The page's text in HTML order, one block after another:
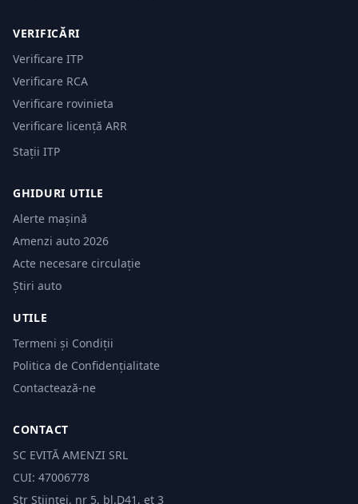
VERIFICĂRI
Verificare ITP
Verificare RCA
Verificare rovinieta
Verificare licență ARR
Stații ITP
GHIDURI UTILE
Alerte mașină
Amenzi auto 2026
Acte necesare circulație
Știri auto
UTILE
Termeni și Condiții
Politica de Confidențialitate
Contactează-ne
CONTACT
SC EVITĂ AMENZI SRL
CUI: 47006778
Str Științei, nr 5, bl.D41, et 3